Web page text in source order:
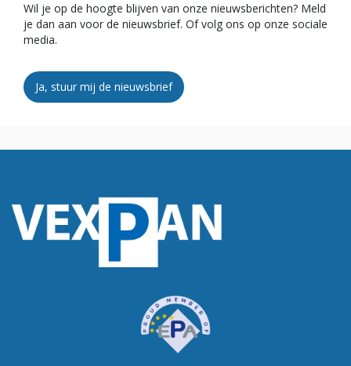
Wil je op de hoogte blijven van onze nieuwsberichten? Meld
je dan aan voor de nieuwsbrief. Of volg ons op onze sociale
media.
Ja, stuur mij de nieuwsbrief